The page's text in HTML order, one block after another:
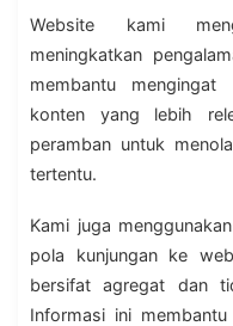
Website kami
meningkatkan
membantu mengingat
konten yang lebih
peramban untuk
tertentu.
Kami juga
pola kunjungan ke
bersifat agregat dan
Informasi ini